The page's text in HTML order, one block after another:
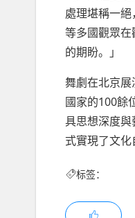
處理堪稱一
等多國觀眾
的期盼。」
舞劇在北京
國家的100餘
具思想深度
式實現了文化
标签：